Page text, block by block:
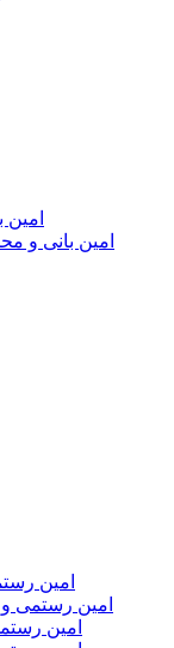
امین
امین بانی و
امین
امین
امین